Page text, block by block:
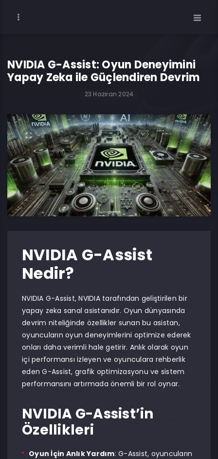
NVIDIA G-Assist: Oyun Deneyimini
Yapay Zeka ile Güçlendiren Devrim
23 Haziran 2024
NVIDIA G-Assist
Nedir?
NVIDIA G-Assist, NVIDIA tarafından geliştirilen bir
yapay zeka sanal asistanıdır. Oyun dünyasında
devrim niteliğinde özellikler sunan bu asistan,
oyuncuların oyun deneyimlerini optimize ederek
onları daha verimli hale getirir. Anlık olarak oyun
içi performansı izleyen ve oyunculara rehberlik
eden G-Assist, grafik optimizasyonu ve sistem
performansını artırmada önemli bir rol oynar.
NVIDIA G-Assist’in
Özellikleri
Oyun İçin Anlık Yardım: G-Assist, oyuncuların